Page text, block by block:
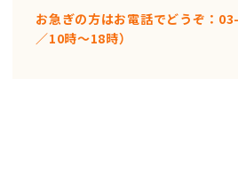
お急ぎの方はお電話でどうぞ：
／10時〜18時）